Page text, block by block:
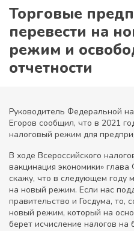
Торговые
перевести на
режим и
отчетности
Руководитель Федеральной
Егоров сообщил, что в 2021
налоговый режим для
В ходе Всероссийского
вакцинация экономики»
скажу, что в следующем году
на новый режим. Если нас
правительство и Госдума, то,
новый режим, который на
берет исчисление налогов на